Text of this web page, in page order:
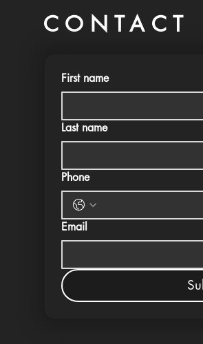
CONTACT
First name
Last name
Phone
Email